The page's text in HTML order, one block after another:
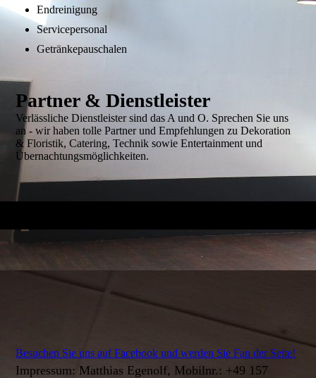
Endreinigung
Servicepersonal
Getränkepauschalen
Partner & Dienstleister
Verlässliche Dienstleister sind das A und O. Sprechen Sie uns
an - wir haben tolle Partner und Empfehlungen zu Dekoration
& Floristik, Catering, Technik sowie Entertainment und
Übernachtungsmöglichkeiten.
Besuchen Sie uns auf Facebook und werden Sie Fan der Seite!
Impressum: Matthias Egenolf, Mobilnr.: +49 157